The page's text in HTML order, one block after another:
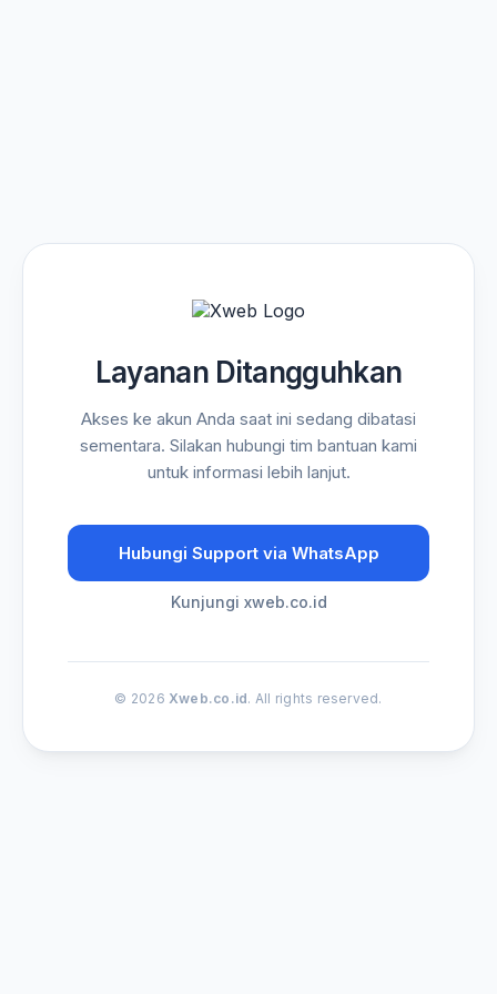
Layanan Ditangguhkan
Akses ke akun Anda saat ini sedang dibatasi
sementara. Silakan hubungi tim bantuan kami
untuk informasi lebih lanjut.
Hubungi Support via WhatsApp
Kunjungi xweb.co.id
© 2026 Xweb.co.id. All rights reserved.